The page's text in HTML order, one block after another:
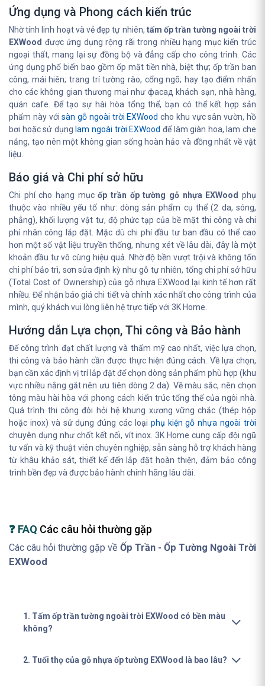
Ứng dụng và Phong cách kiến trúc
Nhờ tính linh hoạt và vẻ đẹp tự nhiên, tấm ốp trần tường ngoài trời
EXWood được ứng dụng rộng rãi trong nhiều hạng mục kiến trúc
ngoại thất, mang lại sự đồng bộ và đẳng cấp cho công trình. Các
ứng dụng phổ biến bao gồm ốp mặt tiền nhà, biệt thự; ốp trần ban
công, mái hiên; trang trí tường rào, cổng ngõ; hay tạo điểm nhấn
cho các không gian thương mại như фасад khách sạn, nhà hàng,
quán cafe. Để tạo sự hài hòa tổng thể, bạn có thể kết hợp sản
phẩm này vớisàn gỗ ngoài trời EXWood cho khu vực sân vườn, hồ
bơi hoặc sử dụng lam ngoài trời EXWood để làm giàn hoa, lam che
nắng, tạo nên một không gian sống hoàn hảo và đồng nhất về vật
liệu.
Báo giá và Chi phí sở hữu
Chi phí cho hạng mụcốp trần ốp tường gỗ nhựa EXWood phụ
thuộc vào nhiều yếu tố như: dòng sản phẩm cụ thể (2 da, sóng,
phẳng), khối lượng vật tư, độ phức tạp của bề mặt thi công và chi
phí nhân công lắp đặt. Mặc dù chi phí đầu tư ban đầu có thể cao
hơn một số vật liệu truyền thống, nhưng xét về lâu dài, đây là một
khoản đầu tư vô cùng hiệu quả. Nhờ độ bền vượt trội và không tốn
chi phí bảo trì, sơn sửa định kỳ như gỗ tự nhiên, tổng chi phí sở hữu
(Total Cost of Ownership) của gỗ nhựa EXWood lại kinh tế hơn rất
nhiều. Để nhận báo giá chi tiết và chính xác nhất cho công trình của
mình, quý khách vui lòng liên hệ trực tiếp với 3K Home.
Hướng dẫn Lựa chọn, Thi công và Bảo hành
Để công trình đạt chất lượng và thẩm mỹ cao nhất, việc lựa chọn,
thi công và bảo hành cần được thực hiện đúng cách. Về lựa chọn,
bạn cần xác định vị trí lắp đặt để chọn dòng sản phẩm phù hợp (khu
vực nhiều nắng gắt nên ưu tiên dòng 2 da). Về màu sắc, nên chọn
tông màu hài hòa với phong cách kiến trúc tổng thể của ngôi nhà.
Quá trình thi công đòi hỏi hệ khung xương vững chắc (thép hộp
hoặc inox) và sử dụng đúng các loại phụ kiện gỗ nhựa ngoài trời
chuyên dụng như chốt kết nối, vít inox. 3K Home cung cấp đội ngũ
tư vấn và kỹ thuật viên chuyên nghiệp, sẵn sàng hỗ trợ khách hàng
từ khâu khảo sát, thiết kế đến lắp đặt hoàn thiện, đảm bảo công
trình bền đẹp và được bảo hành chính hãng lâu dài.
❓ FAQ Các câu hỏi thường gặp
Các câu hỏi thường gặp về Ốp Trần - Ốp Tường Ngoài Trời
EXWood
1. Tấm ốp trần tường ngoài trời EXWood có bền màu
không?
2. Tuổi thọ của gỗ nhựa ốp tường EXWood là bao lâu?